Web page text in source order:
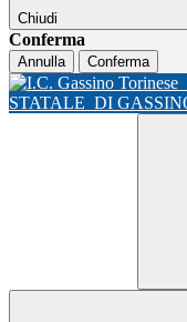
Chiudi
Conferma
Annulla Conferma
STATALE DI